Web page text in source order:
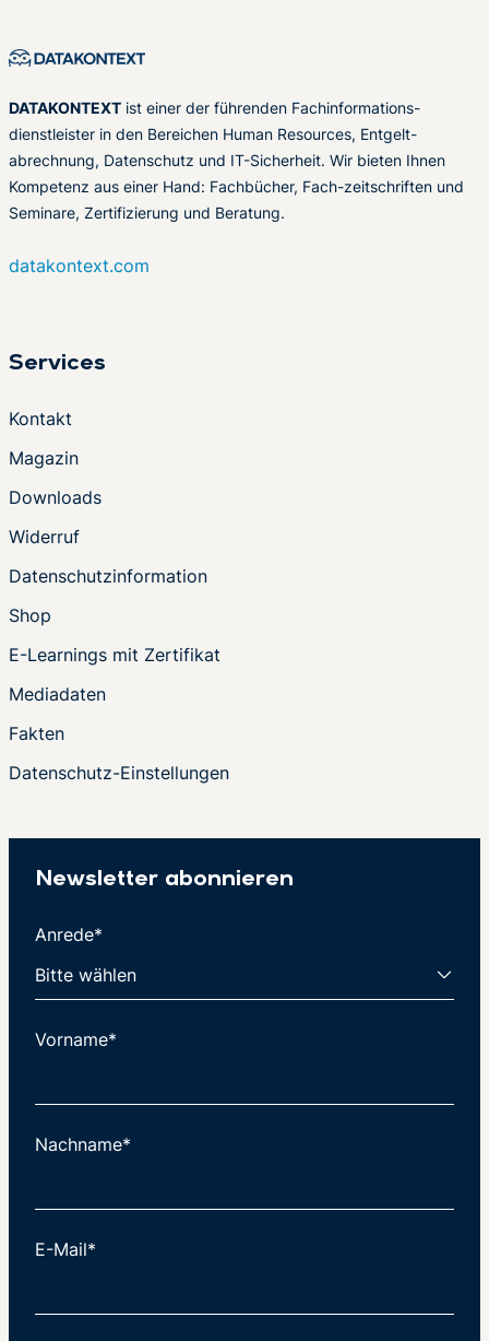
DATAKONTEXT ist einer der führenden Fachinformations-
dienstleister in den Bereichen Human Resources, Entgelt-
abrechnung, Datenschutz und IT-Sicherheit. Wir bieten Ihnen
Kompetenz aus einer Hand: Fachbücher, Fach-zeitschriften und
Seminare, Zertifizierung und Beratung.
datakontext.com
Services
Kontakt
Magazin
Downloads
Widerruf
Datenschutzinformation
Shop
E-Learnings mit Zertifikat
Mediadaten
Fakten
Datenschutz-Einstellungen
Newsletter abonnieren
Anrede*
Vorname*
Nachname*
E-Mail*